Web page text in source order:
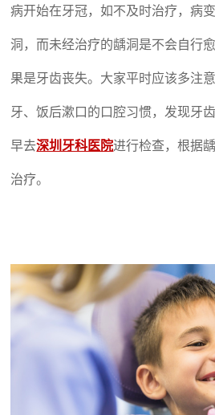
病开始在牙冠，如不及时治疗，病
洞，而未经治疗的龋洞是不会自行
果是牙齿丧失。大家平时应该多注
牙、饭后漱口的口腔习惯，发现牙
早去深圳牙科医院进行检查，根据
治疗。